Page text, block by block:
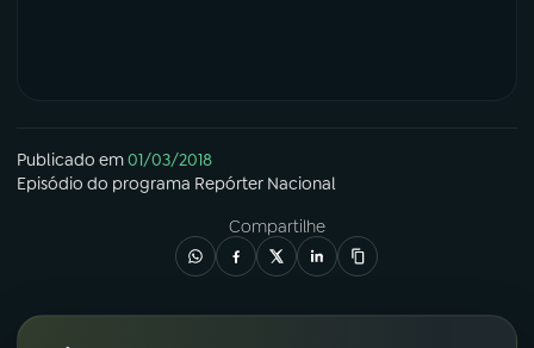
Publicado em01/03/2018
Episódio do programa Repórter Nacional
Compartilhe